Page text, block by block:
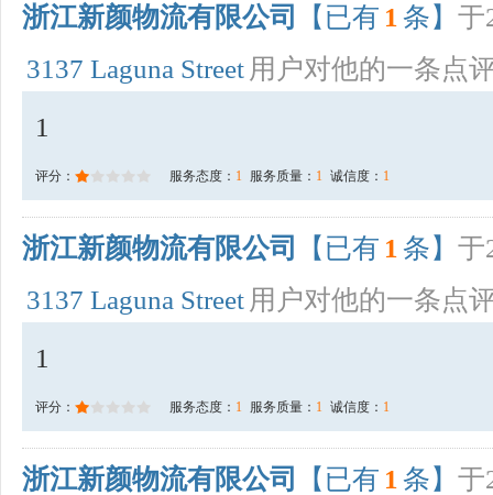
浙江新颜物流有限公司 【已有 1 条】 于
3137 Laguna Street 用户对他的一条点
1
评分： 服务态度： 1 服务质量： 1 诚信度： 1
浙江新颜物流有限公司 【已有 1 条】 于
3137 Laguna Street 用户对他的一条点
1
评分： 服务态度： 1 服务质量： 1 诚信度： 1
浙江新颜物流有限公司 【已有 1 条】 于